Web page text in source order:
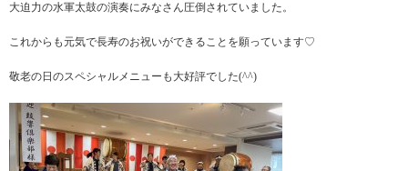
大迫力の水軍太鼓の演奏にみなさん圧倒されていました。
これからも元気で長寿のお祝いができることを願っています♡
敬老の日のスペシャルメニューも大好評でした(^^)